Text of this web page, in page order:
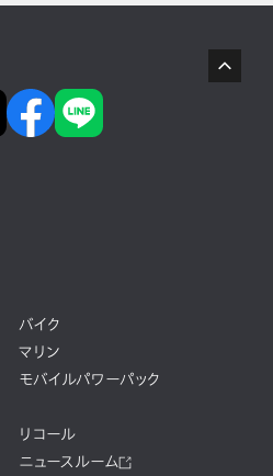
バイク
マリン
モバイルパワーパック
リコール
ニュースルーム